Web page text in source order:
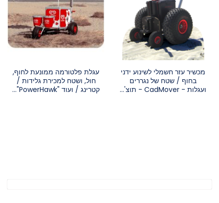
מכשיר עזר חשמלי לשינוע ידני
בחוף / שטח של נגררים
ועגלות - CadMover - תוצ'...
עגלת פלטורמה ממונעת לחוף,
חול, ושטח למכירת גלידות /
קטרינג / ועוד "PowerHawk"...